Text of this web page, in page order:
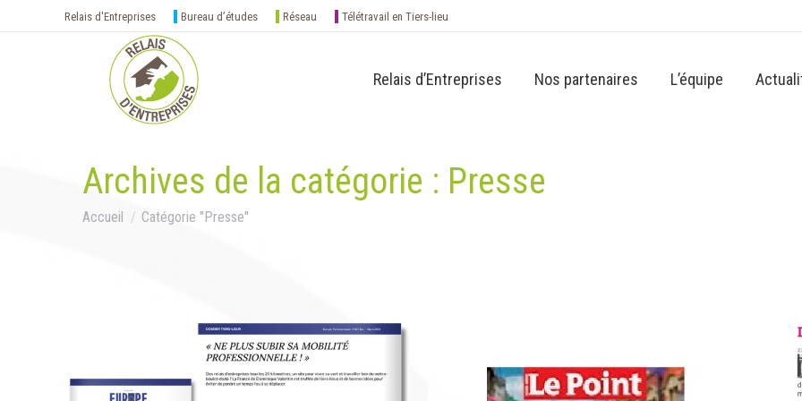
Relais d'Entreprises Bureau d’études Réseau Télétravail en Tiers-lieu
Relais d’Entreprises Nos partenaires L’équipe
Archives de la catégorie : Presse
Vous êtes ici :
Accueil Catégorie "Presse"